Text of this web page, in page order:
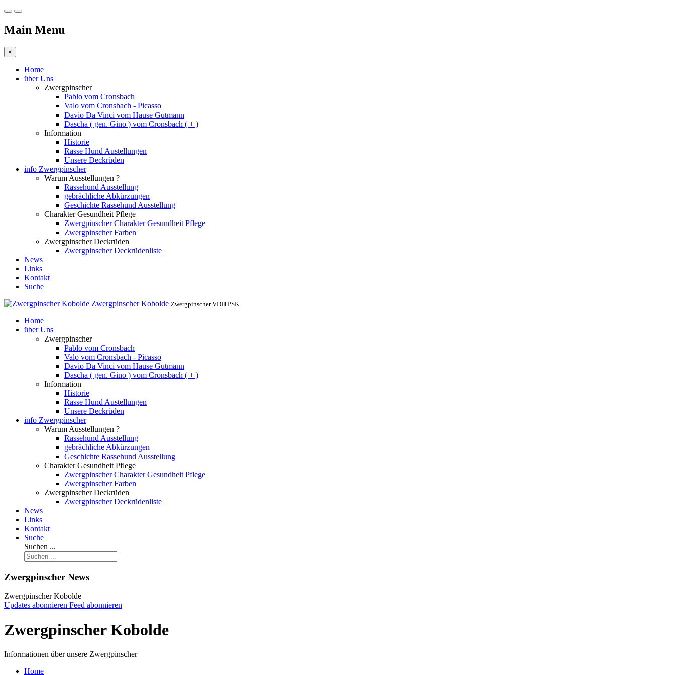
Main Menu
×
Home
über Uns
Zwergpinscher
Pablo vom Cronsbach
Valo vom Cronsbach - Picasso
Davio Da Vinci vom Hause Gutmann
Dascha ( gen. Gino ) vom Cronsbach ( + )
Information
Historie
Rasse Hund Austellungen
Unsere Deckrüden
info Zwergpinscher
Warum Ausstellungen ?
Rassehund Ausstellung
gebrächliche Abkürzungen
Geschichte Rassehund Ausstellung
Charakter Gesundheit Pflege
Zwergpinscher Charakter Gesundheit Pflege
Zwergpinscher Farben
Zwergpinscher Deckrüden
Zwergpinscher Deckrüdenliste
News
Links
Kontakt
Suche
Zwergpinscher Kobolde Zwergpinscher VDH PSK
Home
über Uns
Zwergpinscher
Pablo vom Cronsbach
Valo vom Cronsbach - Picasso
Davio Da Vinci vom Hause Gutmann
Dascha ( gen. Gino ) vom Cronsbach ( + )
Information
Historie
Rasse Hund Austellungen
Unsere Deckrüden
info Zwergpinscher
Warum Ausstellungen ?
Rassehund Ausstellung
gebrächliche Abkürzungen
Geschichte Rassehund Ausstellung
Charakter Gesundheit Pflege
Zwergpinscher Charakter Gesundheit Pflege
Zwergpinscher Farben
Zwergpinscher Deckrüden
Zwergpinscher Deckrüdenliste
News
Links
Kontakt
Suche
Suchen ...
Zwergpinscher News
Zwergpinscher Kobolde
Updates abonnieren Feed abonnieren
Zwergpinscher Kobolde
Informationen über unsere Zwergpinscher
Home